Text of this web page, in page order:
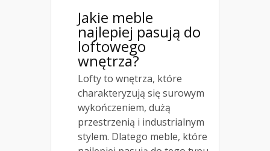
Jakie meble
najlepiej pasują do
loftowego
wnętrza?
Lofty to wnętrza, które
charakteryzują się surowym
wykończeniem, dużą
przestrzenią i industrialnym
stylem. Dlatego meble, które